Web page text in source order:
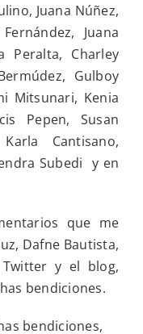
Juana Núñez,
Juana
Peralta, Charley
Gulboy
Mitsunari, Kenia
Pepen, Susan
Cantisano,
Subedi y en
que me
Dafne Bautista,
Twitter y el blog,
bendiciones.
bendiciones,